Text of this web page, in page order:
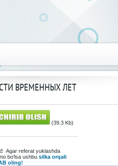
ВРЕМЕННЫХ ЛЕТ
(39.3 Kb)
Agar referat yuklashda
bo'lsa ushbu silka orqali
oling!